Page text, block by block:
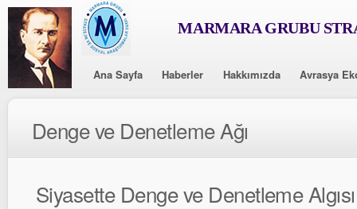
MARMARA GRUBU
Ana Sayfa Haberler Hakkımızda Avrasya
Denge ve Denetleme Ağı
Siyasette Denge ve Denetleme